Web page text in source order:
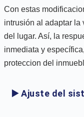
Con estas
intrusión al adaptar
del lugar. Así, la
inmediata y
proteccion del
▶️ Ajuste del